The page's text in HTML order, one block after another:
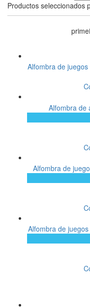
Productos seleccionados
Alfombra de
Alfombra de
Alfombra de
Alfombra de